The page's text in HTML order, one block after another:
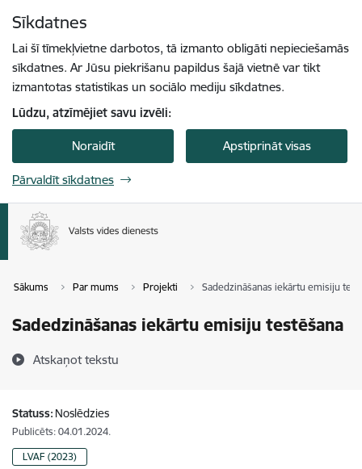
Sīkdatnes
Lai šī tīmekļvietne darbotos, tā izmanto obligāti nepieciešamās
sīkdatnes. Ar Jūsu piekrišanu papildus šajā vietnē var tikt
izmantotas statistikas un sociālo mediju sīkdatnes.
Lūdzu, atzīmējiet savu izvēli:
Noraidīt Apstiprināt visas
Pārvaldīt sīkdatnes
Sākums Par mums Projekti Sadedzināšanas iekārtu emisiju
Sadedzināšanas iekārtu emisiju testēšana
Atskaņot tekstu
Statuss: Noslēdzies
Publicēts: 04.01.2024.
LVAF (2023)